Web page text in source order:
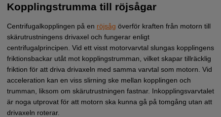
Kopplingstrumma till röjsågar
Centrifugalkopplingen på en röjsåg överför kraften från motorn till
skärutrustningens drivaxel och fungerar enligt
centrifugalprincipen. Vid ett visst motorvarvtal slungas kopplingens
friktionsbackar utåt mot kopplingstrumman, vilket skapar tillräcklig
friktion för att driva drivaxeln med samma varvtal som motorn. Vid
acceleration kan en viss slirning ske mellan kopplingen och
trumman, liksom om skärutrustningen fastnar. Inkopplingsvarvtalet
är noga utprovat för att motorn ska kunna gå på tomgång utan att
drivaxeln roterar.